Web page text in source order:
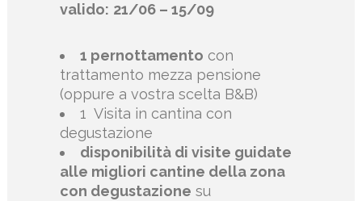
valido: 21/06 – 15/09
1 pernottamento con
trattamento mezza pensione
(oppure a vostra scelta B&B)
1 Visita in cantina con
degustazione
disponibilità di visite guidate
alle migliori cantine della zona
con degustazione su